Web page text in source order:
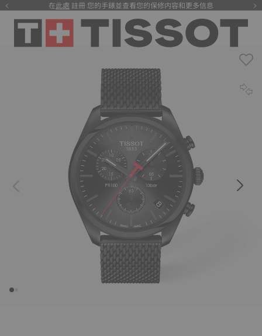
在此處 註冊 您的手錶並查看您的保修内容和更多信息
注册